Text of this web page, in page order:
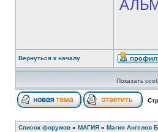
Вернуться к началу
Показать
Список форумов » МАГИЯ » Магия Ангелов